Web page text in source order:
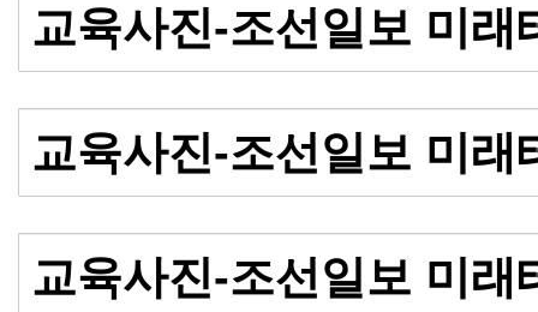
교육사진-조선일보 미
교육사진-조선일보 미
교육사진-조선일보 미